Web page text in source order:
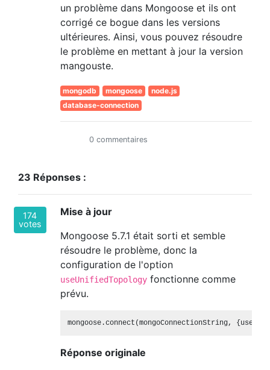
un problème dans Mongoose et ils ont
corrigé ce bogue dans les versions
ultérieures. Ainsi, vous pouvez résoudre
le problème en mettant à jour la version
mangouste.
mongodb mongoose
node.js
database-connection
0 commentaires
23 Réponses :
174
votes
Mise à jour
Mongoose 5.7.1 était sorti et semble
résoudre le problème, donc la
configuration de l'option
useUnifiedTopologyfonctionne comme
prévu.
Réponse originale